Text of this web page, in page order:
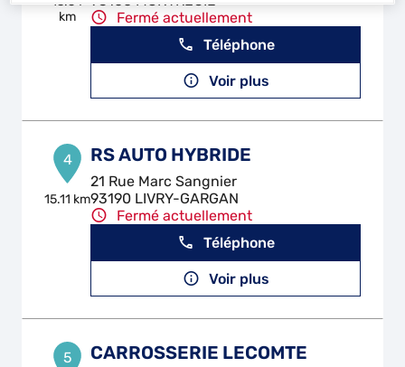
km
Fermé actuellement
Téléphone
Voir plus
4
15.11 km
RS AUTO HYBRIDE
21 Rue Marc Sangnier
93190 LIVRY-GARGAN
Fermé actuellement
Téléphone
Voir plus
5 CARROSSERIE LECOMTE